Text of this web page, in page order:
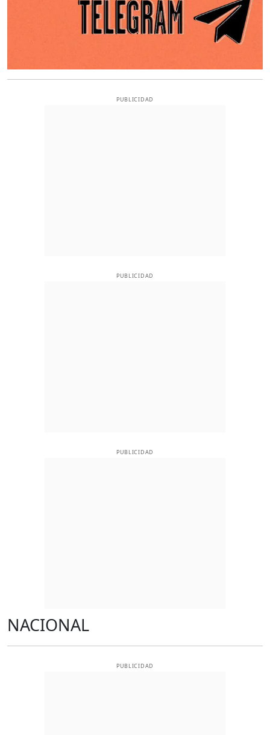
PUBLICIDAD
PUBLICIDAD
PUBLICIDAD
NACIONAL
PUBLICIDAD